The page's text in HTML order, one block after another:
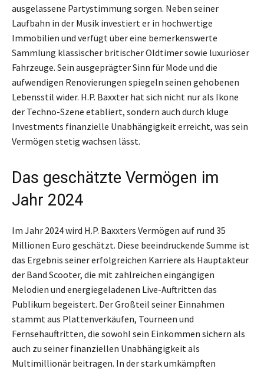
ausgelassene Partystimmung sorgen. Neben seiner
Laufbahn in der Musik investiert er in hochwertige
Immobilien und verfügt über eine bemerkenswerte
Sammlung klassischer britischer Oldtimer sowie luxuriöser
Fahrzeuge. Sein ausgeprägter Sinn für Mode und die
aufwendigen Renovierungen spiegeln seinen gehobenen
Lebensstil wider. H.P. Baxxter hat sich nicht nur als Ikone
der Techno-Szene etabliert, sondern auch durch kluge
Investments finanzielle Unabhängigkeit erreicht, was sein
Vermögen stetig wachsen lässt.
Das geschätzte Vermögen im
Jahr 2024
Im Jahr 2024 wird H.P. Baxxters Vermögen auf rund 35
Millionen Euro geschätzt. Diese beeindruckende Summe ist
das Ergebnis seiner erfolgreichen Karriere als Hauptakteur
der Band Scooter, die mit zahlreichen eingängigen
Melodien und energiegeladenen Live-Auftritten das
Publikum begeistert. Der Großteil seiner Einnahmen
stammt aus Plattenverkäufen, Tourneen und
Fernsehauftritten, die sowohl sein Einkommen sichern als
auch zu seiner finanziellen Unabhängigkeit als
Multimillionär beitragen. In der stark umkämpften